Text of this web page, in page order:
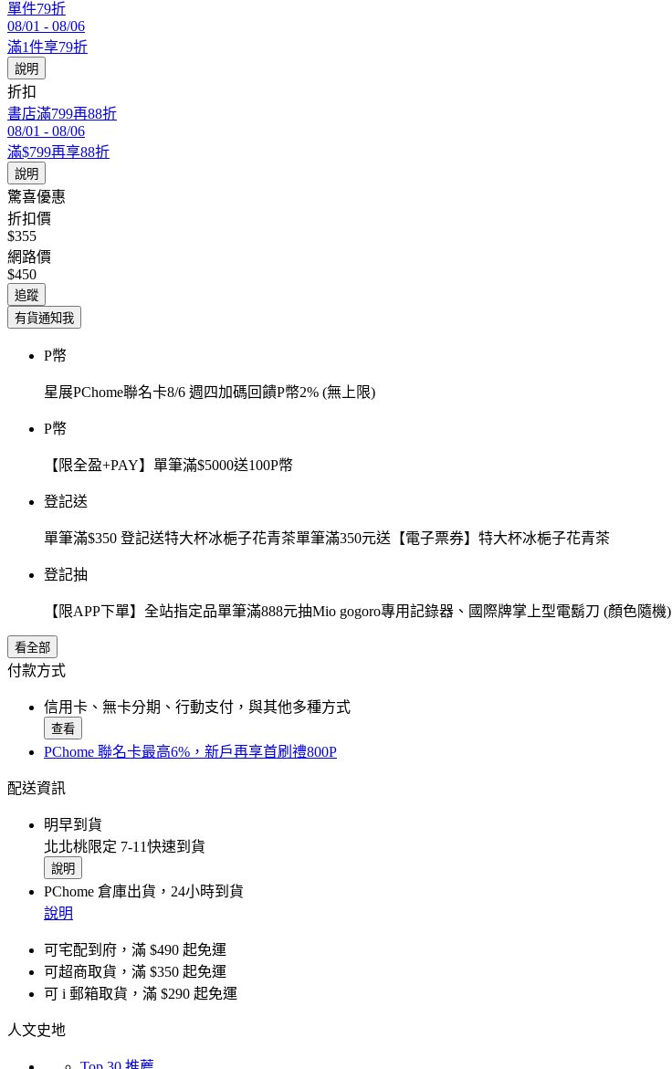
單件79折
08/01 - 08/06
滿1件享79折
說明
折扣
書店滿799再88折
08/01 - 08/06
滿$799再享88折
說明
驚喜優惠
折扣價
$355
網路價
$450
追蹤
有貨通知我
P幣
星展PChome聯名卡8/6 週四加碼回饋P幣2% (無上限)
P幣
【限全盈+PAY】單筆滿$5000送100P幣
登記送
單筆滿$350 登記送特大杯冰梔子花青茶單筆滿350元送【電子票券】特大杯冰梔子花青茶
登記抽
【限APP下單】全站指定品單筆滿888元抽Mio gogoro專用記錄器、國際牌掌上型電鬍刀 (顏色隨機)
看全部
付款方式
信用卡、無卡分期、行動支付，與其他多種方式
查看
PChome 聯名卡最高6%，新戶再享首刷禮800P
配送資訊
明早到貨
北北桃限定 7-11快速到貨
說明
PChome 倉庫出貨，24小時到貨
說明
可宅配到府，滿 $490 起免運
可超商取貨，滿 $350 起免運
可 i 郵箱取貨，滿 $290 起免運
人文史地